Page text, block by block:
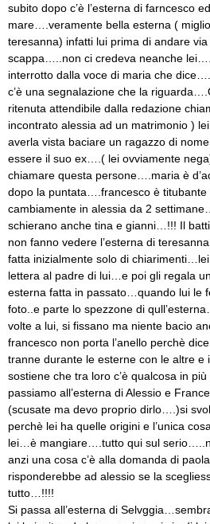
subito dopo c’è l’esterna di farncesco
mare….veramente bella esterna (
teresanna) infatti lui prima di andare
scappa…..non ci credeva neanche
interrotto dalla voce di maria che
c’è una segnalazione che la
ritenuta attendibile dalla redazione
incontrato alessia ad un matrimonio )
averla vista baciare un ragazzo di
essere il suo ex….( lei ovviamente
chiamare questa persone….maria è
dopo la puntata….francesco è titubante
cambiamente in alessia da 2
schierano anche tina e gianni…!!! Il
non fanno vedere l’esterna di
fatta inizialmente solo di
lettera al padre di lui…e poi gli regala
esterna fatta in passato…quando lui le
foto..e parte lo spezzone di
volte a lui, si fissano ma niente bacio
francesco non porta l’anello perchè
tranne durante le esterne con le altre
sostiene che tra loro c’è qualcosa in
passiamo all’esterna di Alessio e
(scusate ma devo proprio dirlo….)si
perchè lei ha quelle origini e l’unica
lei…è mangiare….tutto qui sul
anzi una cosa c’è alla domanda di
risponderebbe ad alessio se la
tutto…!!!!
Si passa all’esterna di